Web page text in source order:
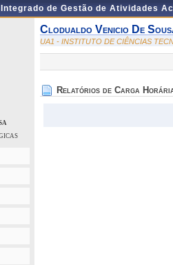
de Gestão de Atividades
Clodualdo Venicio De
UA1 - INSTITUTO DE CIÊNCIAS
Relatórios de Carga